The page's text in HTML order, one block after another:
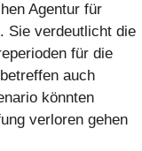
Agentur für
Sie verdeutlicht die
für die
auch
könnten
verloren gehen